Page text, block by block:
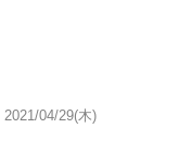
2021/04/29(木)